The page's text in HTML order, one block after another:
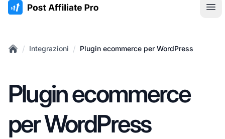
:site.title
/ Integrazioni / Plugin ecommerce per WordPress
Plugin ecommerce
per WordPress